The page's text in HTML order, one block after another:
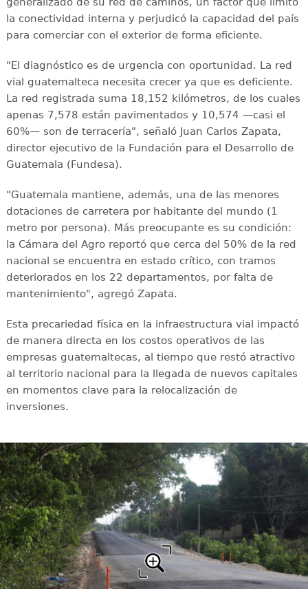
la conectividad interna y perjudicó la capacidad del país
para comerciar con el exterior de forma eficiente.
"El diagnóstico es de urgencia con oportunidad. La red
vial guatemalteca necesita crecer ya que es deficiente.
La red registrada suma 18,152 kilómetros, de los cuales
apenas 7,578 están pavimentados y 10,574 —casi el
60%— son de terracería", señaló Juan Carlos Zapata,
director ejecutivo de la Fundación para el Desarrollo de
Guatemala (Fundesa).
"Guatemala mantiene, además, una de las menores
dotaciones de carretera por habitante del mundo (1
metro por persona). Más preocupante es su condición:
la Cámara del Agro reportó que cerca del 50% de la red
nacional se encuentra en estado crítico, con tramos
deteriorados en los 22 departamentos, por falta de
mantenimiento", agregó Zapata.
Esta precariedad física en la infraestructura vial impactó
de manera directa en los costos operativos de las
empresas guatemaltecas, al tiempo que restó atractivo
al territorio nacional para la llegada de nuevos capitales
en momentos clave para la relocalización de
inversiones.